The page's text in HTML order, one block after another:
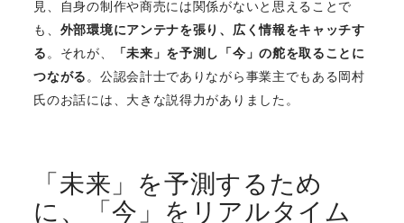
見、自身の制作や商売には関係がないと思えることで
も、 外部環境にアンテナを張り、広く情報をキャッチす
る。それが、
「未来」を予測し「今」の舵を取ることに
つながる。公認会計士でありながら事業主でもある岡村
氏のお話には、大きな説得力がありました。
「未来」を予測するため
に、「今」をリアルタイム